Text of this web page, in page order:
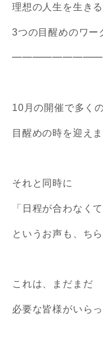
理想の人生を生き
3つの目醒めのワー
10月の開催で多く
目醒めの時を迎え
それと同時に
「日程が合わなく
というお声も、ち
これは、まだまだ
必要な皆様がいら